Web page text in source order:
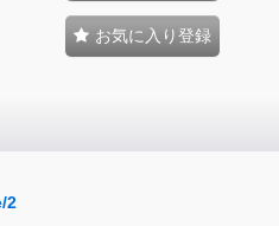
お気に入り登録
2